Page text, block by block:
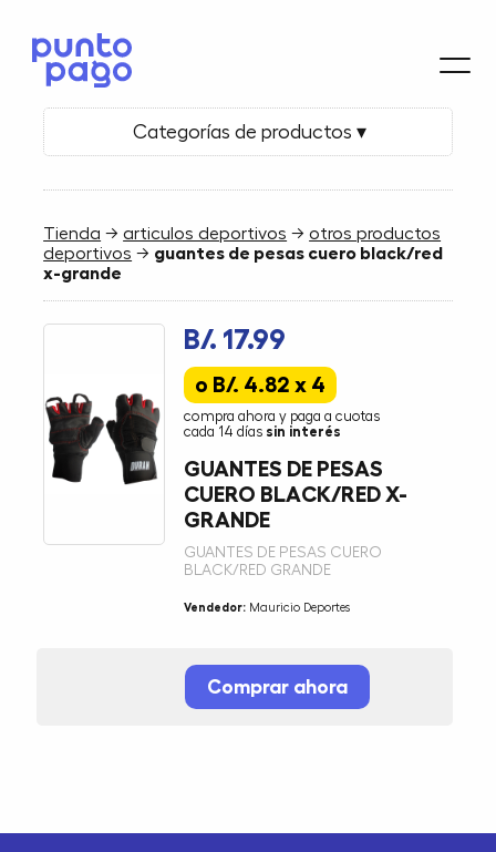
Categorías de productos ▾
Tienda →articulos deportivos →otros productos
deportivos → guantes de pesas cuero black/red
x-grande
B/. 17.99
o B/. 4.82 x 4
compra ahora y paga a cuotas
cada 14 días sin interés
GUANTES DE PESAS
CUERO BLACK/RED X-
GRANDE
GUANTES DE PESAS CUERO
BLACK/RED GRANDE
Vendedor: Mauricio Deportes
Comprar ahora